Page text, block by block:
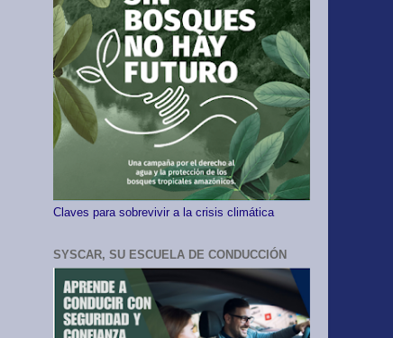
Claves para sobrevivir a la crisis climática
SYSCAR, SU ESCUELA DE CONDUCCIÓN